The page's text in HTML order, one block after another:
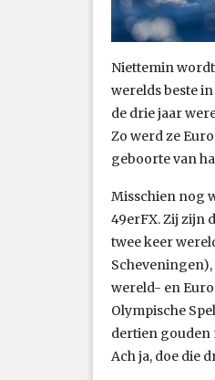
Niettemin
werelds beste
de drie jaar
Zo werd ze
geboorte van
Misschien nog
49erFX. Zij zijn
twee keer
wereld- en
Olympische
dertien gouden
Ach ja, doe die